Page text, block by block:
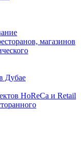
магазинов
Дубае
HoReCa и Retail